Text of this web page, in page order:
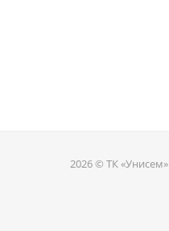
2026 © ТК «Унисем»